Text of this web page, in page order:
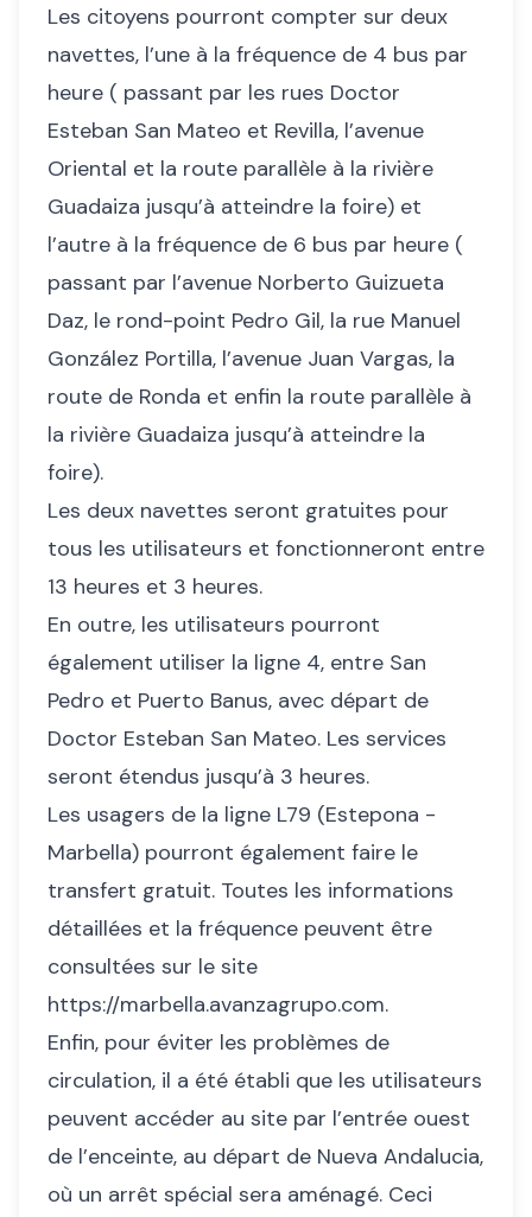
Les citoyens pourront compter sur deux
navettes, l’une à la fréquence de 4 bus par
heure ( passant par les rues Doctor
Esteban San Mateo et Revilla, l’avenue
Oriental et la route parallèle à la rivière
Guadaiza jusqu’à atteindre la foire) et
l’autre à la fréquence de 6 bus par heure (
passant par l’avenue Norberto Guizueta
Daz, le rond-point Pedro Gil, la rue Manuel
González Portilla, l’avenue Juan Vargas, la
route de Ronda et enfin la route parallèle à
la rivière Guadaiza jusqu’à atteindre la
foire).
Les deux navettes seront gratuites pour
tous les utilisateurs et fonctionneront entre
13 heures et 3 heures.
En outre, les utilisateurs pourront
également utiliser la ligne 4, entre San
Pedro et Puerto Banus, avec départ de
Doctor Esteban San Mateo. Les services
seront étendus jusqu’à 3 heures.
Les usagers de la ligne L79 (Estepona -
Marbella) pourront également faire le
transfert gratuit. Toutes les informations
détaillées et la fréquence peuvent être
consultées sur le site
https://marbella.avanzagrupo.com.
Enfin, pour éviter les problèmes de
circulation, il a été établi que les utilisateurs
peuvent accéder au site par l’entrée ouest
de l’enceinte, au départ de Nueva Andalucia,
où un arrêt spécial sera aménagé. Ceci